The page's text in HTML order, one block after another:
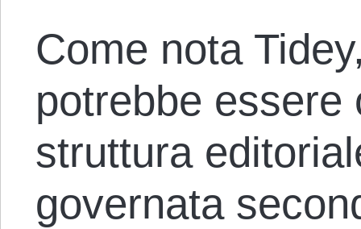
Come nota
potrebbe essere
struttura
governata